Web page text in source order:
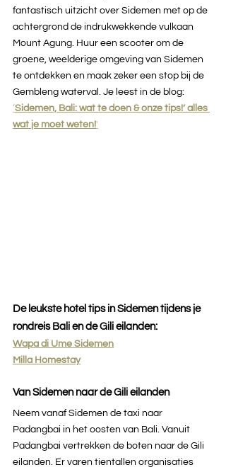
fantastisch uitzicht over Sidemen met op de
achtergrond de indrukwekkende vulkaan
Mount Agung. Huur een scooter om de
groene, weelderige omgeving van Sidemen
te ontdekken en maak zeker een stop bij de
Gembleng waterval. Je leest in de blog:
‘Sidemen, Bali: wat te doen & onze tips!’ alles
wat je moet weten!'
De leukste hotel tips in Sidemen tijdens je
rondreis Bali en de Gili eilanden:
Wapa di Ume Sidemen
Milla Homestay
Van Sidemen naar de Gili eilanden
Neem vanaf Sidemen de taxi naar
Padangbai in het oosten van Bali. Vanuit
Padangbai vertrekken de boten naar de Gili
eilanden. Er varen tientallen organisaties